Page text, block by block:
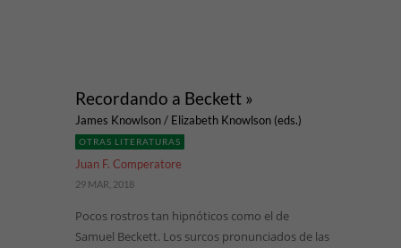
Recordando a Beckett »
James Knowlson / Elizabeth Knowlson (eds.)
OTRAS LITERATURAS
Juan F. Comperatore
29 MAR, 2018
Pocos rostros tan hipnóticos como el de
Samuel Beckett. Los surcos pronunciados de las